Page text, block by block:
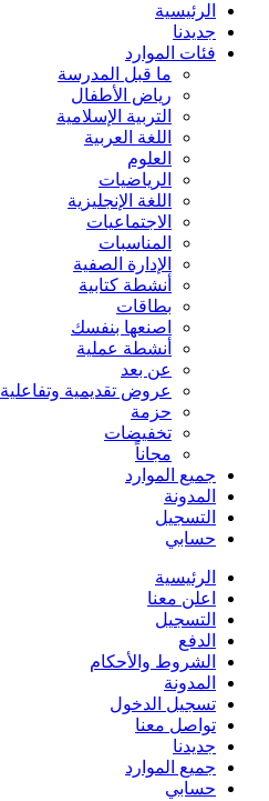
الرئيسية
جديدنا
فئات الموارد
ما قبل المدرسة
رياض الأطفال
التربية الإسلامية
اللغة العربية
العلوم
الرياضيات
اللغة الإنجليزية
الاجتماعيات
المناسبات
الإدارة الصفية
أنشطة كتابية
بطاقات
اصنعها بنفسك
أنشطة عملية
عن بعد
عروض تقديمية وتفاعلية
حزمة
تخفيضات
مجاناً
جميع الموارد
المدونة
التسجيل
حسابي
الرئيسية
اعلن معنا
التسجيل
الدفع
الشروط والأحكام
المدونة
تسجيل الدخول
تواصل معنا
جديدنا
جميع الموارد
حسابي